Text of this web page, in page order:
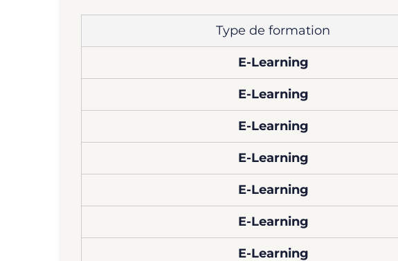
Type de formation
E-Learning
E-Learning
E-Learning
E-Learning
E-Learning
E-Learning
E-Learning